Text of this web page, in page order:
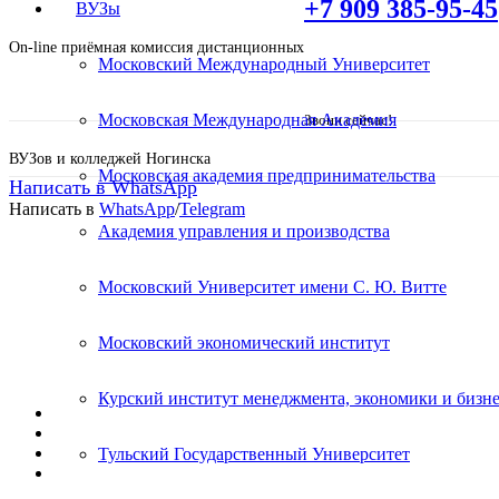
On-line приёмная комиссия дистанционных
ВУЗов и колледжей Ногинска
+7 909 385-95-45
Звони сейчас!
ВУЗы
Московский Международный Университет
Московская Международная Академия
Московская академия предпринимательства
Академия управления и производства
Московский Университет имени С. Ю. Витте
Московский экономический институт
Курский институт менеджмента, экономики и
Тульский Государственный Университет
Написать в WhatsApp
Написать в WhatsApp/Telegram
Дистанционное обучение
Срок обучения от 2 лет 5 месяцев.
Диплом гос образца;
19 программ обучения;